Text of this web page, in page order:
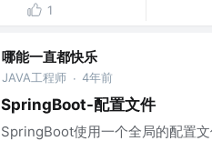
1
哪能一直都快乐
JAVA工程师 · 4年前
SpringBoot-配置文件
SpringBoot使用一个全局的配置